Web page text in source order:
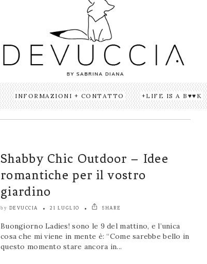
INFORMAZIONI + CONTATTO LIFE IS A B♥♥K
Shabby Chic Outdoor – Idee
romantiche per il vostro
giardino
by DEVUCCIA 21 LUGLIO SHARE
Buongiorno Ladies! sono le 9 del mattino, e l’unica
cosa che mi viene in mente è: “Come sarebbe bello in
questo momento stare ancora in...